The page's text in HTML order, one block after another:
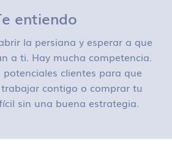
entiendo
la persiana y esperar a que
a ti. Hay mucha competencia.
clientes para que
contigo o comprar tu
sin una buena estrategia.